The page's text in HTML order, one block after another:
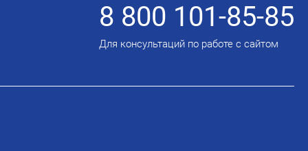
8 800 101-85-85
Для консультаций по работе с сайтом